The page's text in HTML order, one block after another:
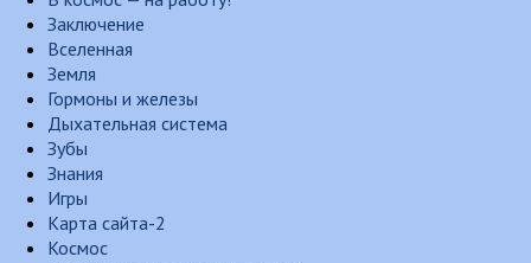
Заключение
Вселенная
Земля
Гормоны и железы
Дыхательная система
Зубы
Знания
Игры
Карта сайта-2
Космос